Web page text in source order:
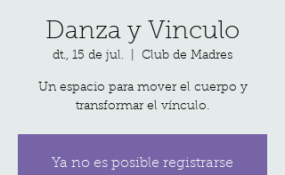
Danza y Vinculo
dt., 15 de jul. Club de Madres
Un espacio para mover el cuerpo y
transformar el vínculo.
Ya no es posible registrarse